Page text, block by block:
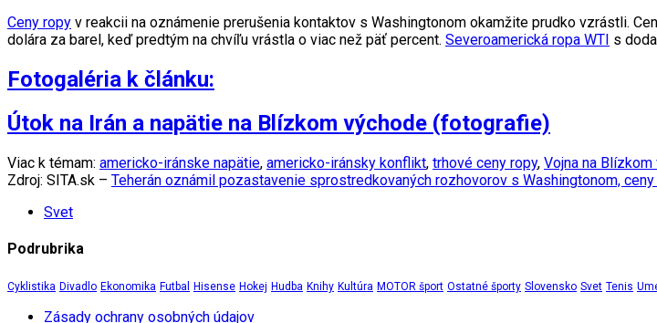
Ceny ropy v reakcii na oznámenie prerušenia kontaktov s Washingtonom okamžite prudko vzrástli.
dolára za barel, keď predtým na chvíľu vrástla o viac než päť percent. Severoamerická ropa WTI s
Fotogaléria k článku:
Útok na Irán a napätie na Blízkom východe (fotografie)
Viac k témam: americko-iránske napätie, americko-iránsky konflikt, trhové ceny ropy, Vojna na
Zdroj: SITA.sk – Teherán oznámil pozastavenie sprostredkovaných rozhovorov s Washingtonom,
Svet
Podrubrika
Cyklistika Divadlo Ekonomika Futbal Hisense Hokej Hudba Knihy Kultúra MOTOR šport Ostatné športy Slovensko Svet Tenis
Zásady ochrany osobných údajov